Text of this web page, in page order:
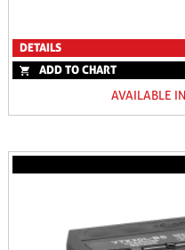
DETAILS
ADD TO CHART
AVAILABLE